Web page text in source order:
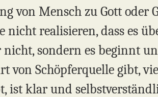
von Mensch zu Gott oder
nicht realisieren, dass es
sondern es beginnt
von Schöpferquelle gibt,
ist klar und